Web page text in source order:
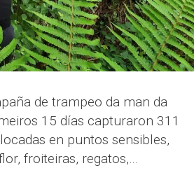
de trampeo da man da
15 días capturaron 311
en puntos sensibles,
froiteiras, regatos,…